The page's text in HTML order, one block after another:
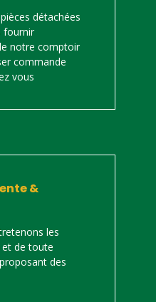
détachées
fournir
notre comptoir
commande
vous
&
les
de toute
des